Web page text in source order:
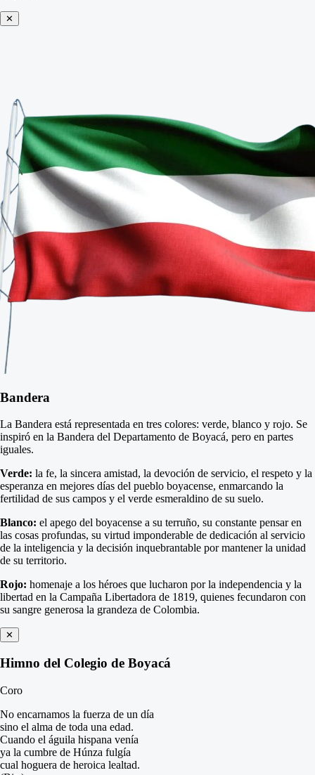
✕
Bandera
La Bandera está representada en tres colores: verde, blanco y rojo. Se
inspiró en la Bandera del Departamento de Boyacá, pero en partes
iguales.
Verde: la fe, la sincera amistad, la devoción de servicio, el respeto y la
esperanza en mejores días del pueblo boyacense, enmarcando la
fertilidad de sus campos y el verde esmeraldino de su suelo.
Blanco: el apego del boyacense a su terruño, su constante pensar en
las cosas profundas, su virtud imponderable de dedicación al servicio
de la inteligencia y la decisión inquebrantable por mantener la unidad
de su territorio.
Rojo: homenaje a los héroes que lucharon por la independencia y la
libertad en la Campaña Libertadora de 1819, quienes fecundaron con
su sangre generosa la grandeza de Colombia.
✕
Himno del Colegio de Boyacá
Coro
No encarnamos la fuerza de un día
sino el alma de toda una edad.
Cuando el águila hispana venía
ya la cumbre de Húnza fulgía
cual hoguera de heroica lealtad.